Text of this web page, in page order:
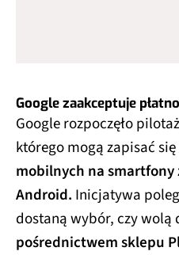
Google zaakceptuje
Google rozpoczęło
którego mogą zapisać się
mobilnych na smartfony
Android. Inicjatywa
dostaną wybór, czy wolą
pośrednictwem sklepu